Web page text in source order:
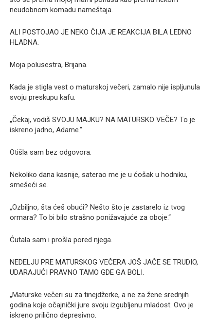
neudobnom komadu nameštaja.
ALI POSTOJAO JE NEKO ČIJA JE REAKCIJA BILA LEDNO
HLADNA.
Moja polusestra, Brijana.
Kada je stigla vest o maturskoj večeri, zamalo nije ispljunula
svoju preskupu kafu.
„Čekaj, vodiš SVOJU MAJKU? NA MATURSKO VEČE? To je
iskreno jadno, Adame.“
Otišla sam bez odgovora.
Nekoliko dana kasnije, saterao me je u ćošak u hodniku,
smešeći se.
„Ozbiljno, šta ćeš obući? Nešto što je zastarelo iz tvog
ormara? To bi bilo strašno ponižavajuće za oboje.“
Ćutala sam i prošla pored njega.
NEDELJU PRE MATURSKOG VEČERA JOŠ JAČE SE TRUDIO,
UDARAJUĆI PRAVNO TAMO GDE GA BOLI.
„Maturske večeri su za tinejdžerke, a ne za žene srednjih
godina koje očajnički jure svoju izgubljenu mladost. Ovo je
iskreno prilično depresivno.